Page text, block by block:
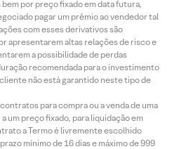
por preço fixado em data futura,
pagar um prêmio ao vendedor tal
com esses derivativos são
apresentarem altas relações de risco e
a possibilidade de perdas
recomendada para o investimento
não está garantido neste tipo de
para compra ou a venda de uma
um preço fixado, para liquidação em
a Termo é livremente escolhido
mínimo de 16 dias e máximo de 999